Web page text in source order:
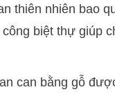
thiên nhiên bao
biệt thự giúp
can bằng gỗ